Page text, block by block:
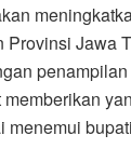
Provinsi Jawa
memberikan
menemui